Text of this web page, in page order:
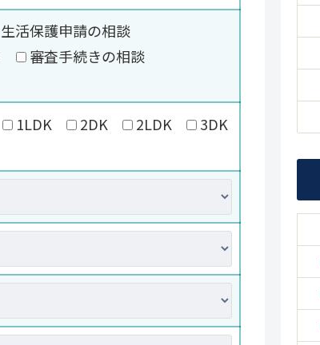
生活保護申請の相談
審査手続きの相談
1LDK 2DK 2LDK
3DK